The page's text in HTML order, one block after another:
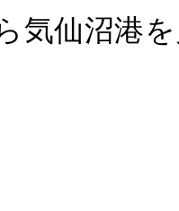
園か